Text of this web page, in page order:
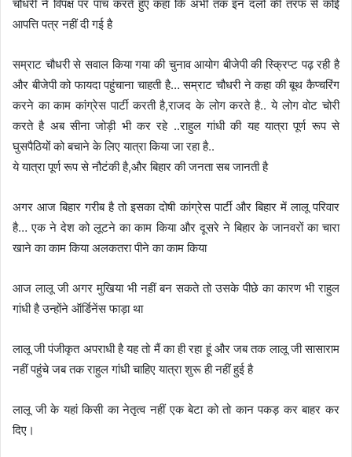
चौधरी ने विपक्ष पर पांच करते हुए कहा कि अभी तक इन दलों की तरफ से कोई
आपत्ति पत्र नहीं दी गई है
सम्राट चौधरी से सवाल किया गया की चुनाव आयोग बीजेपी की स्क्रिप्ट पढ़ रही है
और बीजेपी को फायदा पहुंचाना चाहती है… सम्राट चौधरी ने कहा की बूथ कैप्चरिंग
करने का काम कांग्रेस पार्टी करती है,राजद के लोग करते है.. ये लोग वोट चोरी
करते है अब सीना जोड़ी भी कर रहे ..राहुल गांधी की यह यात्रा पूर्ण रूप से
घुसपैठियों को बचाने के लिए यात्रा किया जा रहा है..
ये यात्रा पूर्ण रूप से नौटंकी है,और बिहार की जनता सब जानती है
अगर आज बिहार गरीब है तो इसका दोषी कांग्रेस पार्टी और बिहार में लालू परिवार
है… एक ने देश को लूटने का काम किया और दूसरे ने बिहार के जानवरों का चारा
खाने का काम किया अलकतरा पीने का काम किया
आज लालू जी अगर मुखिया भी नहीं बन सकते तो उसके पीछे का कारण भी राहुल
गांधी है उन्होंने ऑर्डिनेंस फाड़ा था
लालू जी पंजीकृत अपराधी है यह तो मैं का ही रहा हूं और जब तक लालू जी सासाराम
नहीं पहुंचे जब तक राहुल गांधी चाहिए यात्रा शुरू ही नहीं हुई है
लालू जी के यहां किसी का नेतृत्व नहीं एक बेटा को तो कान पकड़ कर बाहर कर
दिए।